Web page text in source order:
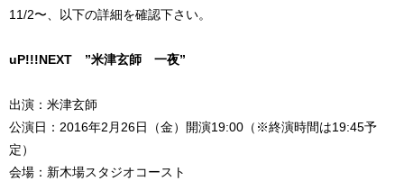
11/2〜、以下の詳細を確認下さい。
uP!!!NEXT ”米津玄師 一夜”
出演：米津玄師
公演日：2016年2月26日（金）開演19:00（※終演時間は19:45予
定）
会場：新木場スタジオコースト